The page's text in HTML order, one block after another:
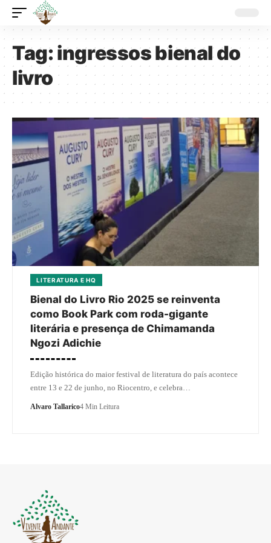
Tag:ingressos bienal do
livro
LITERATURA E HQ
Bienal do Livro Rio 2025 se reinventa
como Book Park com roda-gigante
literária e presença de Chimamanda
Ngozi Adichie
Edição histórica do maior festival de literatura do país acontece
entre 13 e 22 de junho, no Riocentro, e celebra…
Alvaro Tallarico4 Min Leitura